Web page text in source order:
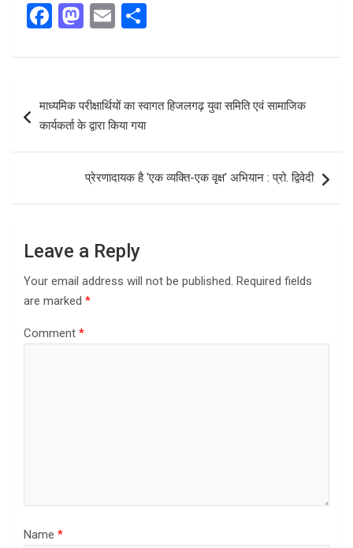
F
ce
b
o
M
st
o
d
n
E
ail ar
navigation
माध्यमिक परीक्षार्थियों का स्वागत हिजलगढ़ युवा समिति एवं सामाजिक
कार्यकर्ता के द्वारा किया गया
प्रेरणादायक है ‘एक व्यक्ति-एक वृक्ष’ अभियान : प्रो. द्विवेदी
Leave a Reply
Your email address will not be published. Required fields
are marked *
Comment *
Name *